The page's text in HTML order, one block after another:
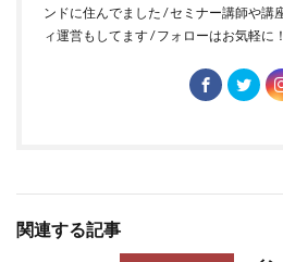
ンドに住んでました / セミナー講師や講
ィ運営もしてます / フォローはお気軽に！
関連する記事